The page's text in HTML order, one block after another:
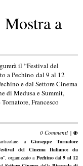
a
il “Festival del
a Pechino dal 9 al 12
e dal Settore Cinema
di Medusa e Summit,
Francesco
0 Commenti |
a Giuseppe Tornatore
del Cinema Italiano: da
“, organizzato a Pechinodal9 al 12